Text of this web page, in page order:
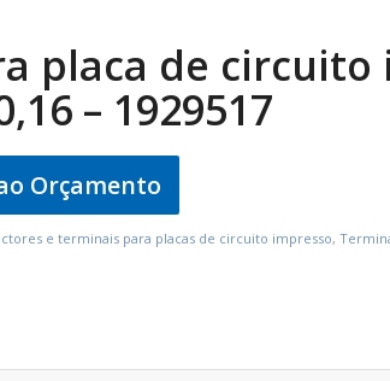
placa de circuito
– 1929517
Orçamento
e terminais para placas de circuito impresso,